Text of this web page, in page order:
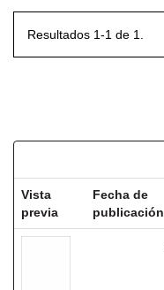
Resultados 1-1 de 1.
Vista
previa
Fecha de
publicación